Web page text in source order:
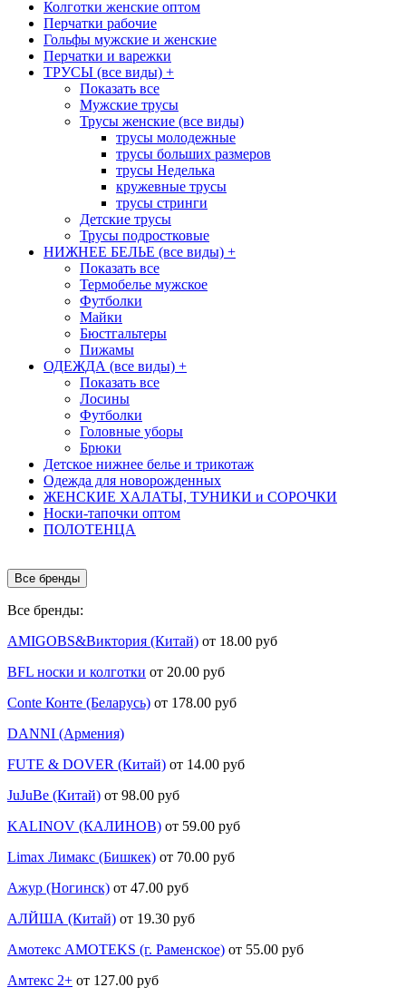
Колготки женские оптом
Перчатки рабочие
Гольфы мужские и женские
Перчатки и варежки
ТРУСЫ (все виды) +
Показать все
Мужские трусы
Трусы женские (все виды)
трусы молодежные
трусы больших размеров
трусы Неделька
кружевные трусы
трусы стринги
Детские трусы
Трусы подростковые
НИЖНЕЕ БЕЛЬЕ (все виды) +
Показать все
Термобелье мужское
Футболки
Майки
Бюстгальтеры
Пижамы
ОДЕЖДА (все виды) +
Показать все
Лосины
Футболки
Головные уборы
Брюки
Детское нижнее белье и трикотаж
Одежда для новорожденных
ЖЕНСКИЕ ХАЛАТЫ, ТУНИКИ и СОРОЧКИ
Носки-тапочки оптом
ПОЛОТЕНЦА
Все бренды
Все бренды:
AMIGOBS&Виктория (Китай) от 18.00 руб
BFL носки и колготки от 20.00 руб
Conte Конте (Беларусь) от 178.00 руб
DANNI (Армения)
FUTE & DOVER (Китай) от 14.00 руб
JuJuBe (Китай) от 98.00 руб
KALINOV (КАЛИНОВ) от 59.00 руб
Limax Лимакс (Бишкек) от 70.00 руб
Ажур (Ногинск) от 47.00 руб
АЛЙША (Китай) от 19.30 руб
Амотекс AMOTEKS (г. Раменское) от 55.00 руб
Амтекс 2+ от 127.00 руб